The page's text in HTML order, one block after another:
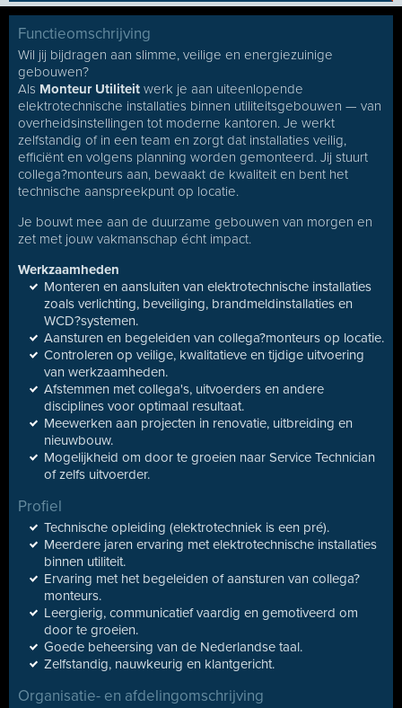
Functieomschrijving
Wil jij bijdragen aan slimme, veilige en energiezuinige
gebouwen?
Als Monteur Utiliteit werk je aan uiteenlopende
elektrotechnische installaties binnen utiliteitsgebouwen — van
overheidsinstellingen tot moderne kantoren. Je werkt
zelfstandig of in een team en zorgt dat installaties veilig,
efficiënt en volgens planning worden gemonteerd. Jij stuurt
collega?monteurs aan, bewaakt de kwaliteit en bent het
technische aanspreekpunt op locatie.
Je bouwt mee aan de duurzame gebouwen van morgen en
zet met jouw vakmanschap écht impact.
Werkzaamheden
Monteren en aansluiten van elektrotechnische installaties
zoals verlichting, beveiliging, brandmeldinstallaties en
WCD?systemen.
Aansturen en begeleiden van collega?monteurs op locatie.
Controleren op veilige, kwalitatieve en tijdige uitvoering
van werkzaamheden.
Afstemmen met collega's, uitvoerders en andere
disciplines voor optimaal resultaat.
Meewerken aan projecten in renovatie, uitbreiding en
nieuwbouw.
Mogelijkheid om door te groeien naar Service Technician
of zelfs uitvoerder.
Profiel
Technische opleiding (elektrotechniek is een pré).
Meerdere jaren ervaring met elektrotechnische installaties
binnen utiliteit.
Ervaring met het begeleiden of aansturen van collega?
monteurs.
Leergierig, communicatief vaardig en gemotiveerd om
door te groeien.
Goede beheersing van de Nederlandse taal.
Zelfstandig, nauwkeurig en klantgericht.
Organisatie- en afdelingomschrijving